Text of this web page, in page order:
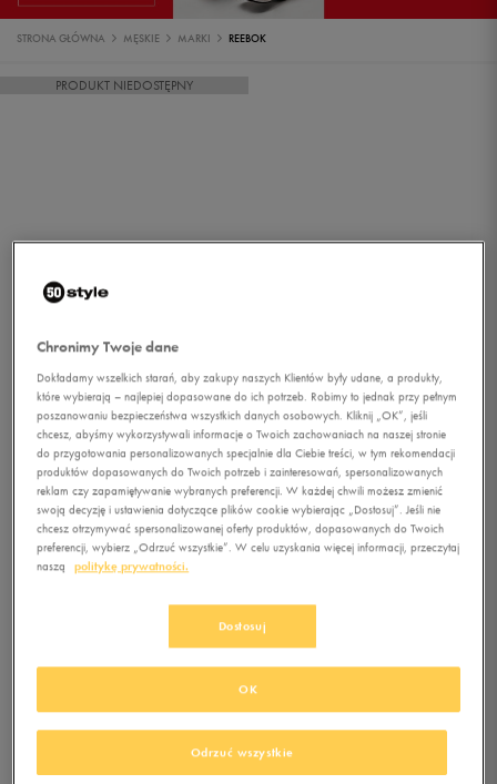
STRONA GŁÓWNA MĘSKIE MARKI REEBOK
PRODUKT NIEDOSTĘPNY
1/1
REEBOK ROYAL CL
złz Vat
KLUBIE 50 STYLE
Chronimy Twoje dane
Dokładamy wszelkich starań, aby zakupy naszych Klientów były udane, a produkty,
które wybierają – najlepiej dopasowane do ich potrzeb. Robimy to jednak przy pełnym
poszanowaniu bezpieczeństwa wszystkich danych osobowych. Kliknij „OK”, jeśli
chcesz, abyśmy wykorzystywali informacje o Twoich zachowaniach na naszej stronie
do przygotowania personalizowanych specjalnie dla Ciebie treści, w tym rekomendacji
produktów dopasowanych do Twoich potrzeb i zainteresowań, spersonalizowanych
reklam czy zapamiętywanie wybranych preferencji. W każdej chwili możesz zmienić
swoją decyzję i ustawienia dotyczące plików cookie wybierając „Dostosuj”. Jeśli nie
chcesz otrzymywać spersonalizowanej oferty produktów, dopasowanych do Twoich
preferencji, wybierz „Odrzuć wszystkie”. W celu uzyskania więcej informacji, przeczytaj
naszą
politykę prywatności.
Dostosuj
Odrzuć wszystkie
OK